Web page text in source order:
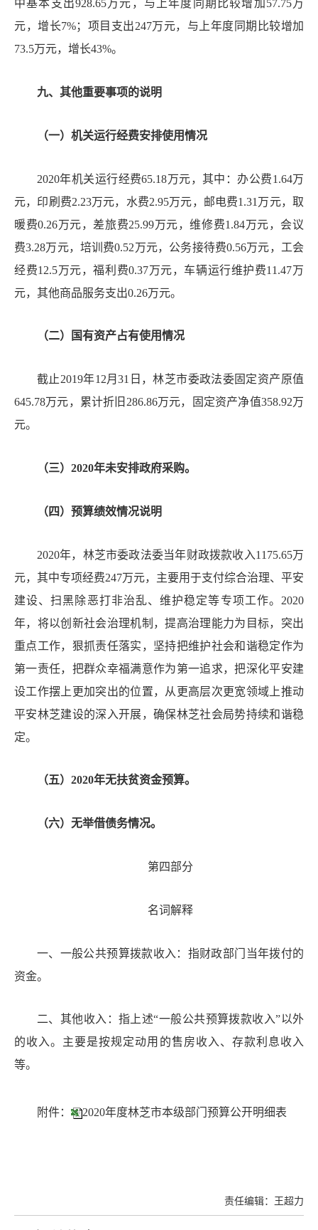
中基本支出928.65万元，与上年度同期比较增加 57.75万
元，增长7%；项目支出247万元，与上年度同期比较增加
73.5万元，增长43%。
九、其他重要事项的说明
（一）机关运行经费安排使用情况
2020年机关运行经费65.18万元，其中：办公费1.64万
元，印刷费2.23万元，水费2.95万元，邮电费1.31 万元，取
暖费0.26万元，差旅费25.99万元，维修费1.84万元，会议
费3.28万元，培训费0.52万元，公务接待费0.56万元，工会
经费1 2.5万元，福利费0.37万元，车辆运行维护费11.47万
元，其他商品服务支出0.26万元。
（二）国有资产占有使用情况
截止2019年12月31 日，林芝市委政法委固定资产原值
645.78万元， 累计折旧 286.86万元，固定资产净值358.92万
元。
（三） 2020年未安排政府采购。
（四）预算绩效情况说明
2020年，林芝市委政法委当年财政拨款收入1175.65万
元，其中专项经费247万元，主要用于支付综合治理、平安
建设、扫黑除恶打非治乱、维护稳定等专项工作。 2020
年，将以创新社会治理机制，提高治理能力为目标，突出
重点工作，狠抓责任落实，坚持把维护社会和谐稳定作为
第一责任，把群众幸福满意作为第一追求，把深化平安建
设工作摆上更加突出的位置，从更高层次更宽领域上推动
平安林芝建设的深入开展，确保林芝社会局势持续和谐稳
定。
（五） 2020年无扶贫资金预算。
（六）无举借债务情况。
第四部分
名词解释
一、一般公共预算拨款收入：指财政部门当年拨付的
资金。
二、其他收入：指上述“一般公共预算拨款收入”以外
的收入。主要是按规定动用的售房收入、存款利息收入
等。
附件： 2020年度林芝市本级部门预算公开明细表
责任编辑：王超力